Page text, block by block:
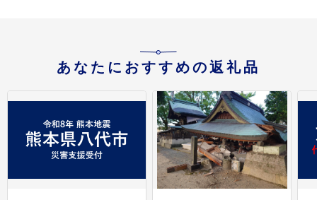
あなたにおすすめの返礼品